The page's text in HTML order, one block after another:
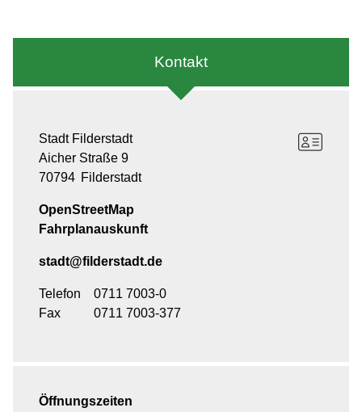
Kontakt
Stadt Filderstadt
Aicher Straße 9
70794 Filderstadt
OpenStreetMap
Fahrplanauskunft
stadt@filderstadt.de
Telefon
0711 7003-0
Fax
0711 7003-377
Öffnungszeiten